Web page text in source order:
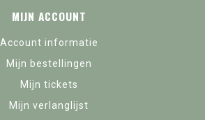
MIJN ACCOUNT
Account informatie
Mijn bestellingen
Mijn tickets
Mijn verlanglijst